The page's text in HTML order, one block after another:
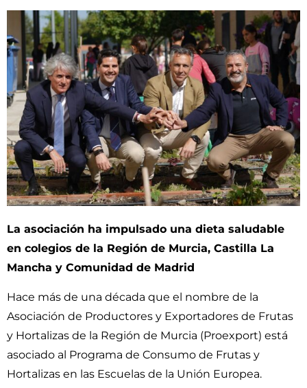
La asociación ha impulsado una dieta saludable
en colegios de la Región de Murcia, Castilla La
Mancha y Comunidad de Madrid
Hace más de una década que el nombre de la
Asociación de Productores y Exportadores de Frutas
y Hortalizas de la Región de Murcia (Proexport) está
asociado al Programa de Consumo de Frutas y
Hortalizas en las Escuelas de la Unión Europea.